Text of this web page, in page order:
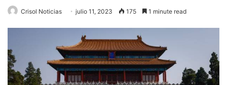
Crisol Noticias julio 11, 2023 175 1 minute read